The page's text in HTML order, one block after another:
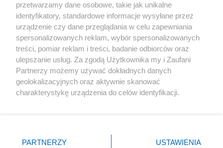
Kultura
X Facebook Instagram Youtube
przetwarzamy dane osobowe, takie jak unikalne
identyfikatory, standardowe informacje wysyłane przez
urządzenie czy dane przeglądania w celu zapewniania
spersonalizowanych reklam, wybór spersonalizowanych
treści, pomiar reklam i treści, badanie odbiorców oraz
ulepszanie usług. Za zgodą Użytkownika my i Zaufani
Partnerzy możemy używać dokładnych danych
geolokalizacyjnych oraz aktywnie skanować
charakterystykę urządzenia do celów identyfikacji.
zmienić/wycofać klikając przycisk ustawień prywatności
PARTNERZY USTAWIENIA